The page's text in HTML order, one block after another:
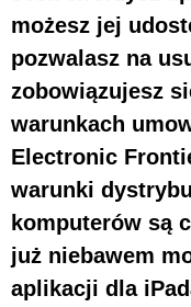
możesz jej
pozwalasz na
zobowiązujesz
warunkach
Electronic
warunki
komputerów są
już niebawem
aplikacji dla